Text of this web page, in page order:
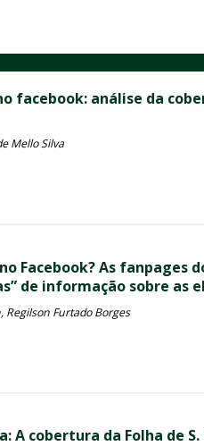
facebook: análise da
Mello Silva
Facebook? As fanpages
de informação sobre as
Furtado Borges
A cobertura da Folha de